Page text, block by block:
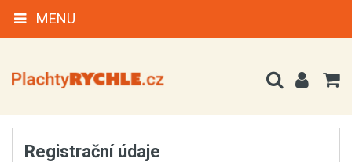
MENU
Registrační údaje